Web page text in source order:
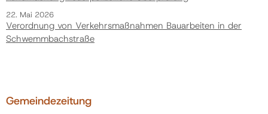
22. Mai 2026
Verordnung von Verkehrsmaßnahmen Bauarbeiten in der
Schwemmbachstraße
Gemeindezeitung